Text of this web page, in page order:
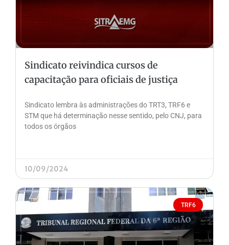
Sindicato reivindica cursos de
capacitação para oficiais de justiça
Sindicato lembra às administrações do TRT3, TRF6 e
STM que há determinação nesse sentido, pelo CNJ, para
todos os órgãos
10/09/2024
TRF6